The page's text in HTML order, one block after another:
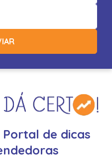
Portal de dicas